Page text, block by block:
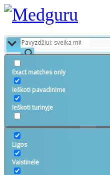
Exact matches only
Ieškoti pavadinime
Ieškoti turinyje
Ligos
Vaistinėlė